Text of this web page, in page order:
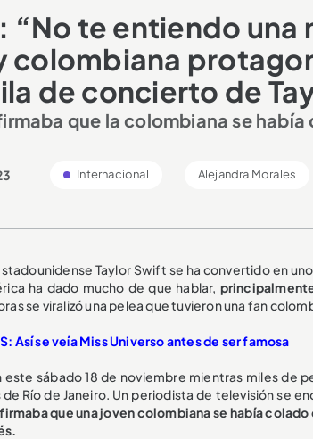
“No te entiendo
colombiana
de concierto de
que la colombiana se
Internacional Alejandra Morales
Taylor Swift se ha convertido en
ha dado mucho de que hablar,
se viralizó una pelea que tuvieron una fan
Así se veía Miss Universo antes de ser famosa
este sábado 18 de noviembre mientras miles de
Río de Janeiro. Un periodista de televisión se
que una joven colombiana se había